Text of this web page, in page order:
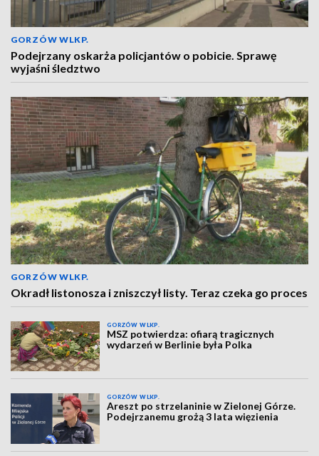
GORZÓW WLKP.
Podejrzany oskarża policjantów o pobicie. Sprawę
wyjaśni śledztwo
GORZÓW WLKP.
Okradł listonosza i zniszczył listy. Teraz czeka go proces
GORZÓW WLKP.
MSZ potwierdza: ofiarą tragicznych
wydarzeń w Berlinie była Polka
GORZÓW WLKP.
Areszt po strzelaninie w Zielonej Górze.
Podejrzanemu grożą 3 lata więzienia